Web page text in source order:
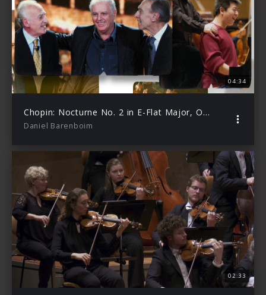
04:34
Chopin: Nocturne No. 2 in E-Flat Major, Op. 9 No. 2 (Animation)
Daniel Barenboim
02:33